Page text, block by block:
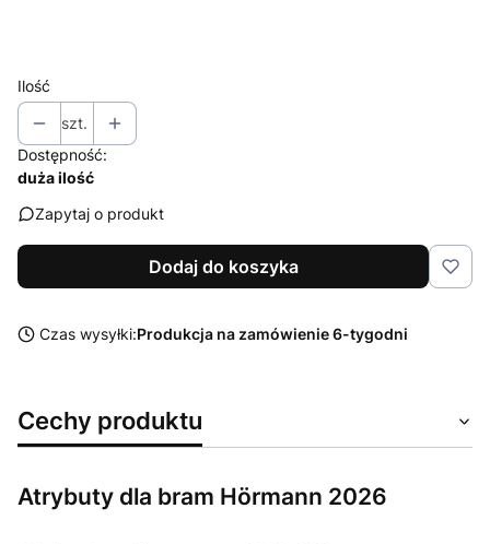
Ilość
szt.
Dostępność:
duża ilość
Zapytaj o produkt
Dodaj do koszyka
Czas wysyłki:Produkcja na zamówienie 6-tygodni
Cechy produktu
Atrybuty dla bram Hörmann 2026